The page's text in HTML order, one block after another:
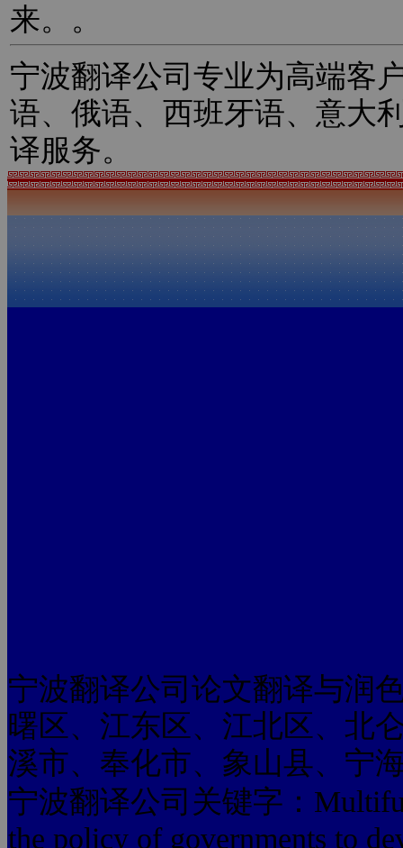
来。。
宁波翻译公司专业为高端客
语、俄语、西班牙语、意大
译服务。
宁波翻译公司论文翻译与润
曙区、江东区、江北区、北
溪市、奉化市、象山县、宁
宁波翻译公司关键字：
the policy of governments to